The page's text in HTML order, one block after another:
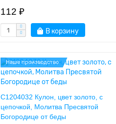
112 ₽
В корзину
Наше производство
C1204032 Кулон, цвет золото, с
цепочкой, Молитва Пресвятой
Богородице от беды